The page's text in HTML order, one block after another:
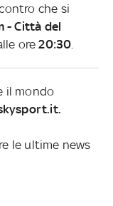
che si
- Città del
ore20:30
il mondo
le ultime news